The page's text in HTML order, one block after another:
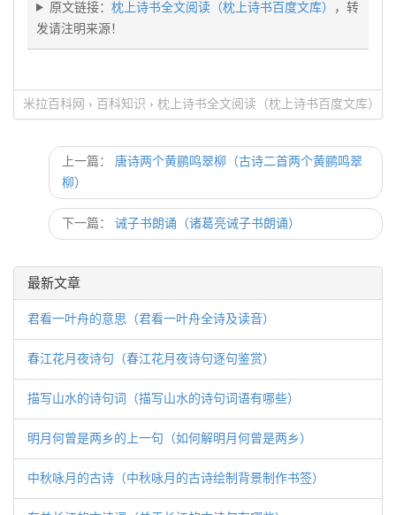
原文链接： 枕上诗书全文阅读（枕上诗书百度文库）
，转
发请注明来源！
米拉百科网 › 百科知识 › 枕上诗书全文阅读（枕上诗书百度文库）
上一篇：
唐诗两个黄鹂鸣翠柳（古诗二首两个黄鹂鸣翠
柳）
下一篇： 诫子书朗诵（诸葛亮诫子书朗诵）
最新文章
君看一叶舟的意思（君看一叶舟全诗及读音）
春江花月夜诗句（春江花月夜诗句逐句鉴赏）
描写山水的诗句词（描写山水的诗句词语有哪些）
明月何曾是两乡的上一句（如何解明月何曾是两乡）
中秋咏月的古诗（中秋咏月的古诗绘制背景制作书签）